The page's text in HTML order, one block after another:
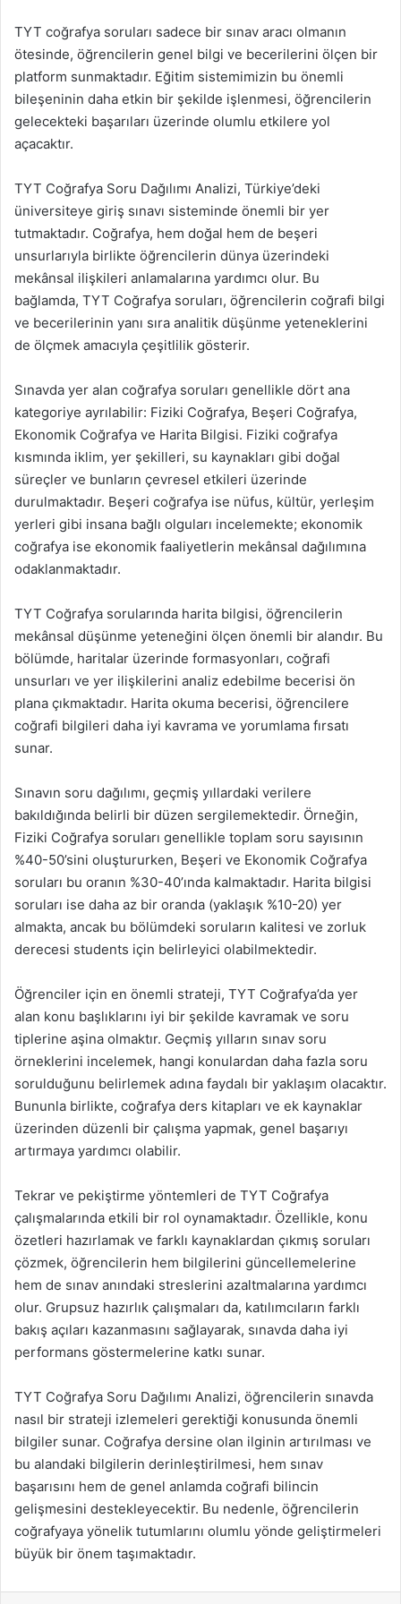
TYT coğrafya soruları sadece bir sınav aracı olmanın
ötesinde, öğrencilerin genel bilgi ve becerilerini ölçen bir
platform sunmaktadır. Eğitim sistemimizin bu önemli
bileşeninin daha etkin bir şekilde işlenmesi, öğrencilerin
gelecekteki başarıları üzerinde olumlu etkilere yol
açacaktır.
TYT Coğrafya Soru Dağılımı Analizi, Türkiye’deki
üniversiteye giriş sınavı sisteminde önemli bir yer
tutmaktadır. Coğrafya, hem doğal hem de beşeri
unsurlarıyla birlikte öğrencilerin dünya üzerindeki
mekânsal ilişkileri anlamalarına yardımcı olur. Bu
bağlamda, TYT Coğrafya soruları, öğrencilerin coğrafi bilgi
ve becerilerinin yanı sıra analitik düşünme yeteneklerini
de ölçmek amacıyla çeşitlilik gösterir.
Sınavda yer alan coğrafya soruları genellikle dört ana
kategoriye ayrılabilir: Fiziki Coğrafya, Beşeri Coğrafya,
Ekonomik Coğrafya ve Harita Bilgisi. Fiziki coğrafya
kısmında iklim, yer şekilleri, su kaynakları gibi doğal
süreçler ve bunların çevresel etkileri üzerinde
durulmaktadır. Beşeri coğrafya ise nüfus, kültür, yerleşim
yerleri gibi insana bağlı olguları incelemekte; ekonomik
coğrafya ise ekonomik faaliyetlerin mekânsal dağılımına
odaklanmaktadır.
TYT Coğrafya sorularında harita bilgisi, öğrencilerin
mekânsal düşünme yeteneğini ölçen önemli bir alandır. Bu
bölümde, haritalar üzerinde formasyonları, coğrafi
unsurları ve yer ilişkilerini analiz edebilme becerisi ön
plana çıkmaktadır. Harita okuma becerisi, öğrencilere
coğrafi bilgileri daha iyi kavrama ve yorumlama fırsatı
sunar.
Sınavın soru dağılımı, geçmiş yıllardaki verilere
bakıldığında belirli bir düzen sergilemektedir. Örneğin,
Fiziki Coğrafya soruları genellikle toplam soru sayısının
%40-50’sini oluştururken, Beşeri ve Ekonomik Coğrafya
soruları bu oranın %30-40’ında kalmaktadır. Harita bilgisi
soruları ise daha az bir oranda (yaklaşık %10-20) yer
almakta, ancak bu bölümdeki soruların kalitesi ve zorluk
derecesi students için belirleyici olabilmektedir.
Öğrenciler için en önemli strateji, TYT Coğrafya’da yer
alan konu başlıklarını iyi bir şekilde kavramak ve soru
tiplerine aşina olmaktır. Geçmiş yılların sınav soru
örneklerini incelemek, hangi konulardan daha fazla soru
sorulduğunu belirlemek adına faydalı bir yaklaşım olacaktır.
Bununla birlikte, coğrafya ders kitapları ve ek kaynaklar
üzerinden düzenli bir çalışma yapmak, genel başarıyı
artırmaya yardımcı olabilir.
Tekrar ve pekiştirme yöntemleri de TYT Coğrafya
çalışmalarında etkili bir rol oynamaktadır. Özellikle, konu
özetleri hazırlamak ve farklı kaynaklardan çıkmış soruları
çözmek, öğrencilerin hem bilgilerini güncellemelerine
hem de sınav anındaki streslerini azaltmalarına yardımcı
olur. Grupsuz hazırlık çalışmaları da, katılımcıların farklı
bakış açıları kazanmasını sağlayarak, sınavda daha iyi
performans göstermelerine katkı sunar.
TYT Coğrafya Soru Dağılımı Analizi, öğrencilerin sınavda
nasıl bir strateji izlemeleri gerektiği konusunda önemli
bilgiler sunar. Coğrafya dersine olan ilginin artırılması ve
bu alandaki bilgilerin derinleştirilmesi, hem sınav
başarısını hem de genel anlamda coğrafi bilincin
gelişmesini destekleyecektir. Bu nedenle, öğrencilerin
coğrafyaya yönelik tutumlarını olumlu yönde geliştirmeleri
büyük bir önem taşımaktadır.